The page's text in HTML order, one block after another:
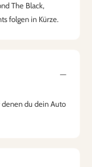
The Black,
folgen in Kürze.
denen du dein Auto